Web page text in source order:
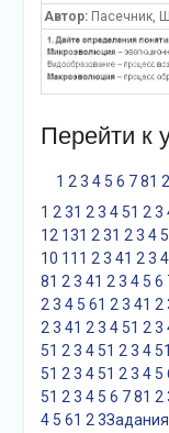
Автор:Пасечник,
Перейти к
1 2 3 4 5 6 7 81 2
1 2 31 2 3 4 51 2 3
12 131 2 31 2 3 4 5
10 11 1 2 3 41 2 3 4
81 2 3 41 2 3 4 5 6
2 3 4 5 61 2 3 41 2
2 3 41 2 3 4 51 2 3
51 2 3 4 51 2 3 4 51
51 2 3 4 51 2 3 4 5
51 2 3 4 5 6 7 81 2
4 5 61 2 3